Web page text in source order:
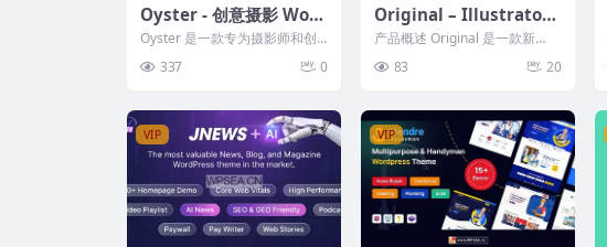
Oyster - 创意摄影 Wor
dPress 主题
Oyster 是一款专为摄影师和创
题，提供...
337 0
Original – Illustrator
& Artist Portfolio Wor
产品概述 Original 是一款新
主题，...
83 20
VIP VIP